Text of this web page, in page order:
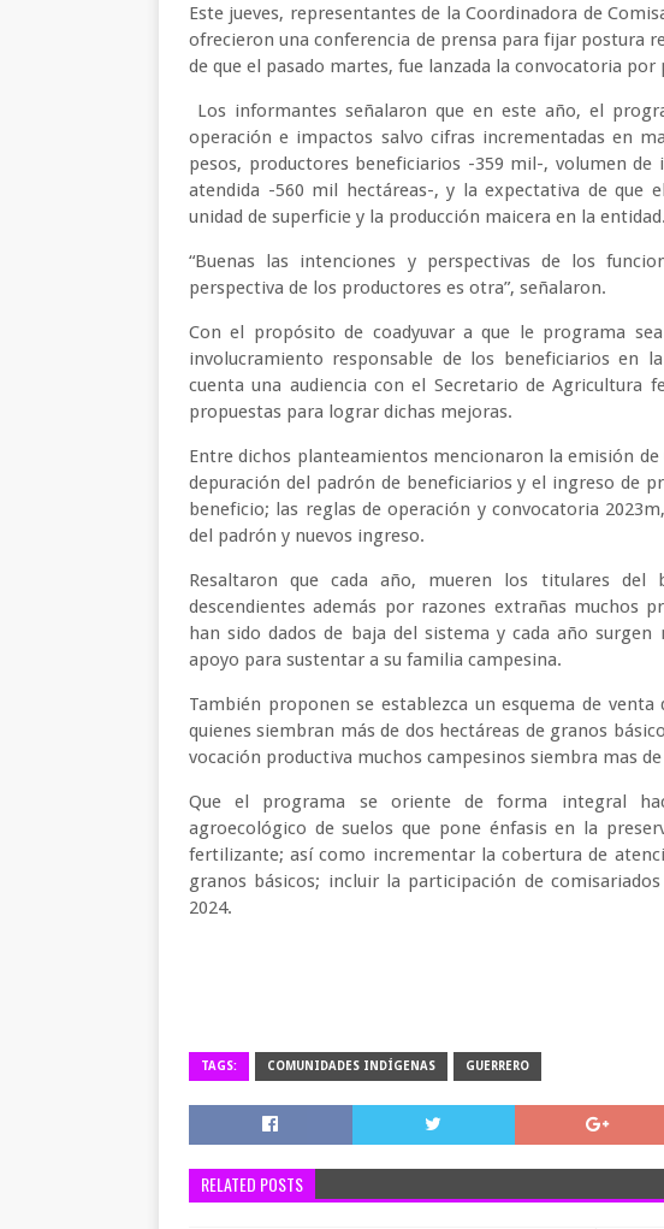
Este jueves, representantes de la Coordinadora de
ofrecieron una conferencia de prensa para fijar postura
de que el pasado martes, fue lanzada la convocatoria
Los informantes señalaron que en este año, el
operación e impactos salvo cifras incrementadas en
pesos, productores beneficiarios -359 mil-, volumen
atendida -560 mil hectáreas-, y la expectativa de que
unidad de superficie y la producción maicera en la entidad.
“Buenas las intenciones y perspectivas de los
perspectiva de los productores es otra”, señalaron.
Con el propósito de coadyuvar a que le programa
involucramiento responsable de los beneficiarios en
cuenta una audiencia con el Secretario de Agricultura
propuestas para lograr dichas mejoras.
Entre dichos planteamientos mencionaron la emisión
depuración del padrón de beneficiarios y el ingreso de
beneficio; las reglas de operación y convocatoria
del padrón y nuevos ingreso.
Resaltaron que cada año, mueren los titulares del
descendientes además por razones extrañas muchos
han sido dados de baja del sistema y cada año surgen
apoyo para sustentar a su familia campesina.
También proponen se establezca un esquema de
quienes siembran más de dos hectáreas de granos
vocación productiva muchos campesinos siembra mas
Que el programa se oriente de forma integral
agroecológico de suelos que pone énfasis en la
fertilizante; así como incrementar la cobertura de
granos básicos; incluir la participación de
2024.
TAGS: COMUNIDADES INDÍGENAS GUERRERO
RELATED POSTS